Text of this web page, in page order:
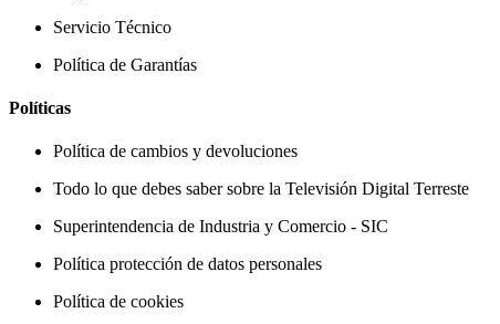
Servicio Técnico
Política de Garantías
Políticas
Política de cambios y devoluciones
Todo lo que debes saber sobre la Televisión Digital Terreste
Superintendencia de Industria y Comercio - SIC
Política protección de datos personales
Política de cookies